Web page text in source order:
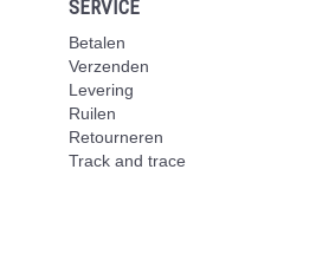
SERVICE
Betalen
Verzenden
Levering
Ruilen
Retourneren
Track and trace